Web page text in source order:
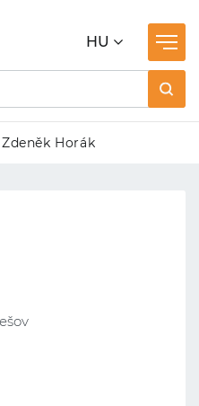
HU
Zdeněk Horák